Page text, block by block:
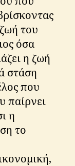
του
όσα
η ζωή
στάση
που
παίρνει
η
το